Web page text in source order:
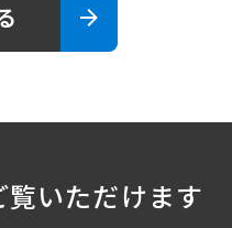
いただけます